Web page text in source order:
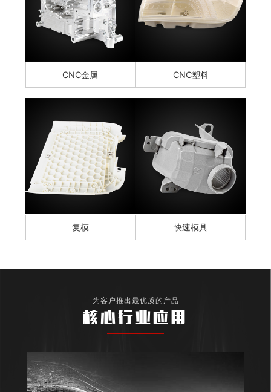
CNC金属 CNC塑料
复模 快速模具
为客户推出最优质的产品
核心行业应用